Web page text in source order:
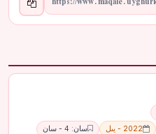
2022 - يىل
سان: 4 - سان